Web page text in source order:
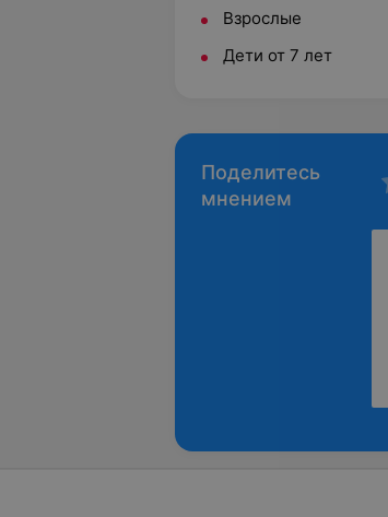
Взрослые
Дети от 7 лет
Поделитесь
мнением